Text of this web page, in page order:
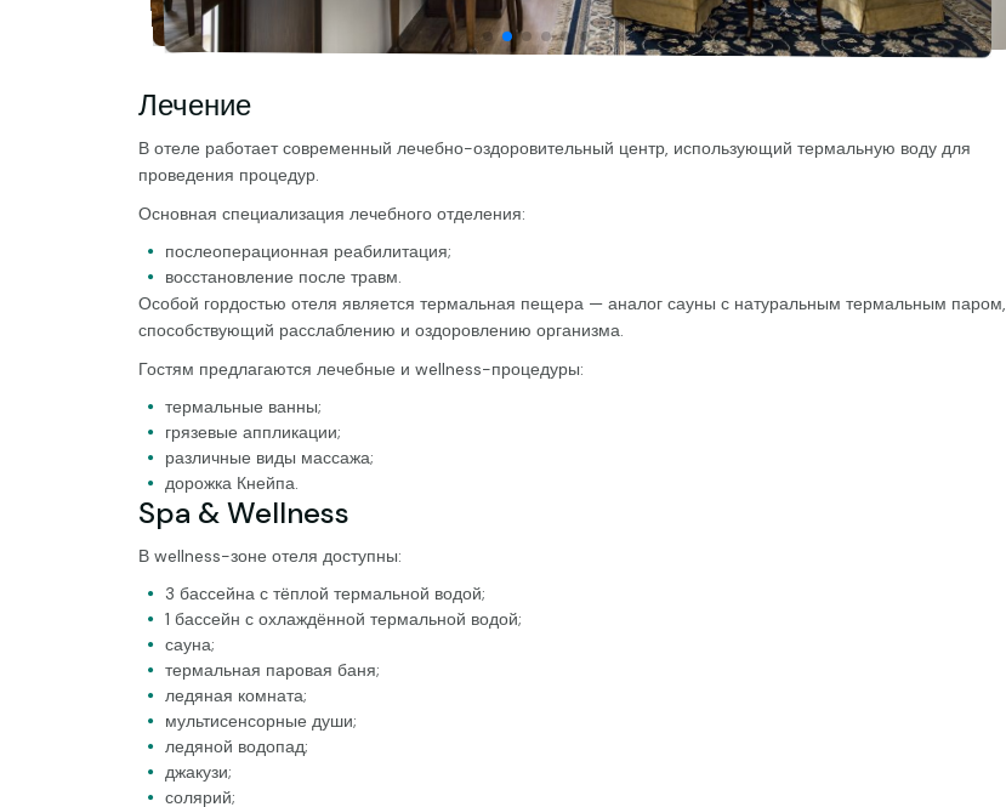
Лечение
В отеле работает современный лечебно-оздоровительный центр, использующий термальную воду для
проведения процедур.
Основная специализация лечебного отделения:
послеоперационная реабилитация;
восстановление после травм.
Особой гордостью отеля является термальная пещера — аналог сауны с натуральным термальным паром,
способствующий расслаблению и оздоровлению организма.
Гостям предлагаются лечебные и wellness-процедуры:
термальные ванны;
грязевые аппликации;
различные виды массажа;
дорожка Кнейпа.
Spa & Wellness
В wellness-зоне отеля доступны:
3 бассейна с тёплой термальной водой;
1 бассейн с охлаждённой термальной водой;
сауна;
термальная паровая баня;
ледяная комната;
мультисенсорные души;
ледяной водопад;
джакузи;
солярий;